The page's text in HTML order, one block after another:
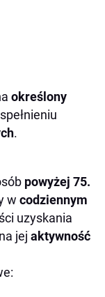
określony
.
powyżej 75.
w codziennym
uzyskania
jej aktywność